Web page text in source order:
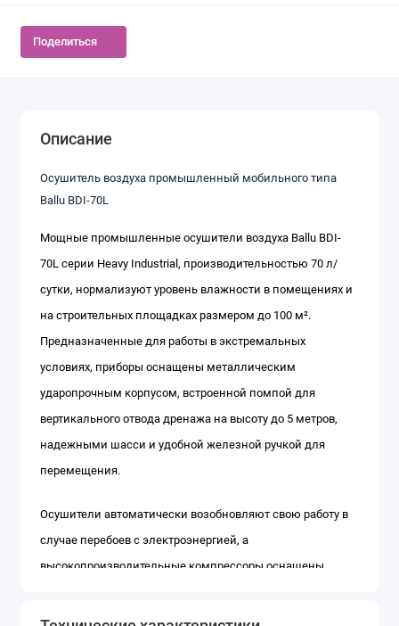
Поделиться
Описание
Осушитель воздуха промышленный мобильного типа
Ballu BDI-70L
Мощные промышленные осушители воздуха Ballu BDI-
70L серии Heavy Industrial, производительностью 70 л/
сутки, нормализуют уровень влажности в помещениях и
на строительных площадках размером до 100 м².
Предназначенные для работы в экстремальных
условиях, приборы оснащены металлическим
ударопрочным корпусом, встроенной помпой для
вертикального отвода дренажа на высоту до 5 метров,
надежными шасси и удобной железной ручкой для
перемещения.
Осушители автоматически возобновляют свою работу в
случае перебоев с электроэнергией, а
высокопроизводительные компрессоры оснащены